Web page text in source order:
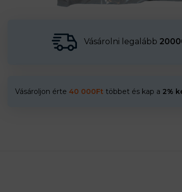
Vásárolni legalább
Vásároljon érte 40 000Ft többet és kap a 2%